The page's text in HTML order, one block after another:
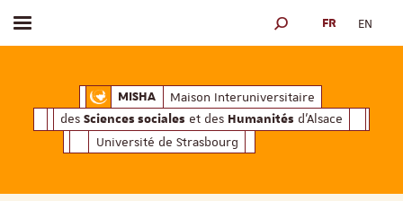
MISHAMaison Interuniversitaire des
Maison Interuniversitaire
des Sciences sociales et des Humanités d'Alsace
Université de Strasbourg
Afficher / masquer le menu MOTEUR DE
FR EN